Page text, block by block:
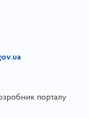
порталу